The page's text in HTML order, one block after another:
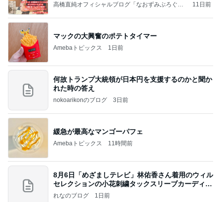
高橋直純オフィシャルブログ「なおずみぶろぐ」
11日前
マックの大興奮のポテトタイマー
Amebaトピックス 1日前
何故トランプ大統領が日本円を支援するのかと聞か
れた時の答え
nokoarikonのブログ 3日前
緩急が最高なマンゴーパフェ
Amebaトピックス 11時間前
8月6日「めざましテレビ」林佑香さん着用のウィル
セレクションの小花刺繍タックスリーブカーディガ
ン
れなのブログ 1日前